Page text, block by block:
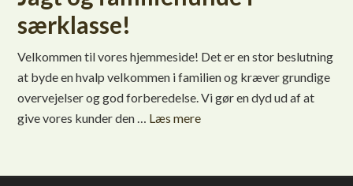
særklasse!
Velkommen til vores hjemmeside! Det er en stor beslutning
at byde en hvalp velkommen i familien og kræver grundige
overvejelser og god forberedelse. Vi gør en dyd ud af at
give vores kunder den … Læs mere